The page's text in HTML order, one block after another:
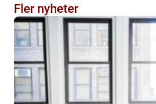
Fler nyheter